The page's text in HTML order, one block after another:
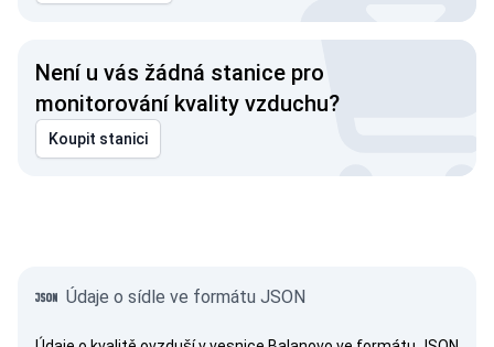
Není u vás žádná stanice pro
monitorování kvality vzduchu?
Koupit stanici
Údaje o sídle ve formátu JSON